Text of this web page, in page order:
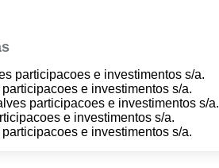
participacoes e investimentos s/a.
e investimentos s/a.
participacoes e investimentos s/a.
e investimentos s/a.
e investimentos s/a.